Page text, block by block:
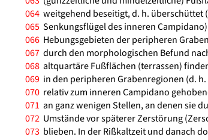
064 weitgehend beseitigt, d. h. überschüttet
065 Senkungsflügel des inneren
066 Hebungsgebieten der peripheren
067 durch den morphologischen Befund
068 altquartäre Fußflächen (terrassen)
069 in den peripheren Grabenregionen (d.
070 relativ zum inneren Campidano
071 an ganz wenigen Stellen, an denen sie
072 Umstände vor späterer Zerstörung
073 blieben. In der Rißkaltzeit und danach